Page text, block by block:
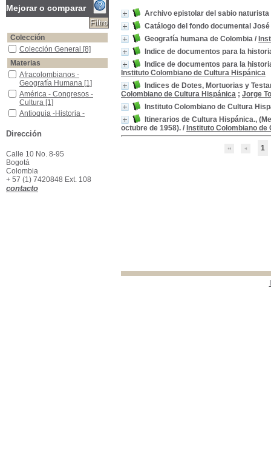
Archivo epistolar del sabio
Catálogo del fondo documental
Geografía humana de Colombia /
Indice de documentos para la
Indice de documentos para la
Instituto Colombiano de Cultura Hispánica
Indices de Dotes, Mortuorias y
Colombiano de Cultura Hispánica ; Jorge
Instituto Colombiano de Cultura
Itinerarios de Cultura Hispánica.,
octubre de 1958). / Instituto Colombiano
1
Mejorar o comparar
Colección
Colección General
Colección General [8]
Materias
Afracolombianos -Geografía Humana
Afracolombianos -
Geografía Humana [1]
América - Congresos - Cultura
América - Congresos -
Cultura [1]
Antioquia -Historia -Bibliografía
Antioquia -Historia -
Congresos - Cultura - América
Congresos - Cultura -
Dote -Bogotá -1550-1819 -Catálogos
Dote -Bogotá -1550-1819
-Catálogos
Geografía humana -Colombia
Geografía humana -
Colombia[1]
Popayán (Colombia) -Política y gobierno -Siglos XVI-XIX -Indices
Popayán (Colombia) -
Dirección
Calle 10 No. 8-95
Bogotá
Colombia
+ 57 (1) 7420848 Ext. 108
contacto